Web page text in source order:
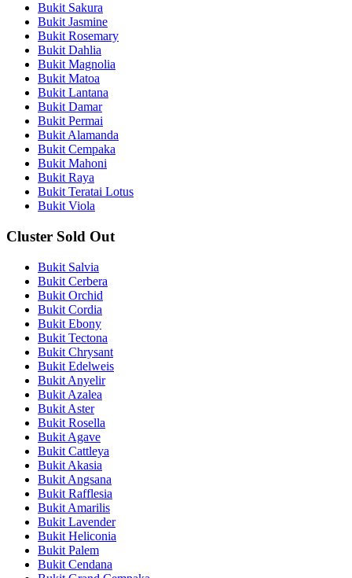
Bukit Sakura
Bukit Jasmine
Bukit Rosemary
Bukit Dahlia
Bukit Magnolia
Bukit Matoa
Bukit Lantana
Bukit Damar
Bukit Permai
Bukit Alamanda
Bukit Cempaka
Bukit Mahoni
Bukit Raya
Bukit Teratai Lotus
Bukit Viola
Cluster Sold Out
Bukit Salvia
Bukit Cerbera
Bukit Orchid
Bukit Cordia
Bukit Ebony
Bukit Tectona
Bukit Chrysant
Bukit Edelweis
Bukit Anyelir
Bukit Azalea
Bukit Aster
Bukit Rosella
Bukit Agave
Bukit Cattleya
Bukit Akasia
Bukit Angsana
Bukit Rafflesia
Bukit Amarilis
Bukit Lavender
Bukit Heliconia
Bukit Palem
Bukit Cendana